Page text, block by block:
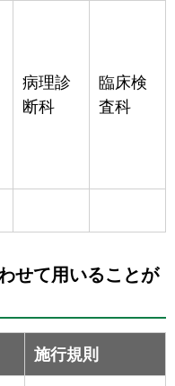
病理診
断科
臨床検
査科
て用いることが
施行規則